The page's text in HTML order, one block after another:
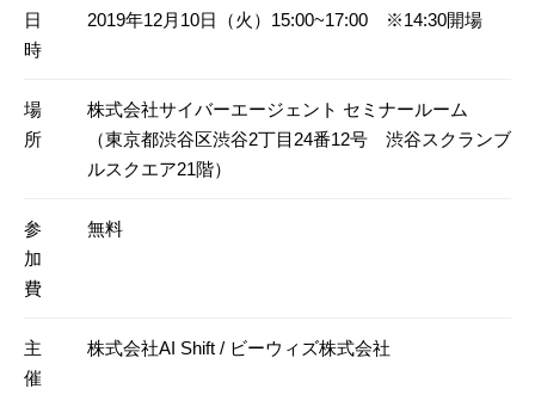
日
時
2019年12月10日（火）15:00~17:00 ※14:30開場
場
所
株式会社サイバーエージェント セミナールーム
（東京都渋谷区渋谷2丁目24番12号 渋谷スクランブ
ルスクエア21階）
参
加
費
無料
主
催
株式会社AI Shift / ビーウィズ株式会社